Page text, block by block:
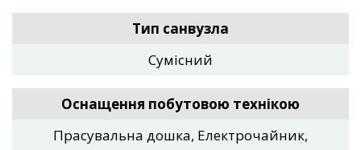
Тип санвузла
Сумісний
Оснащення побутовою технікою
Прасувальна дошка, Електрочайник,